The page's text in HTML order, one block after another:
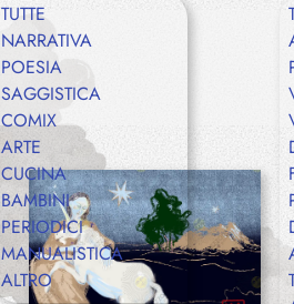
TUTTE
NARRATIVA
POESIA
SAGGISTICA
COMIX
ARTE
CUCINA
BAMBINI
PERIODICI
MANUALISTICA
ALTRO